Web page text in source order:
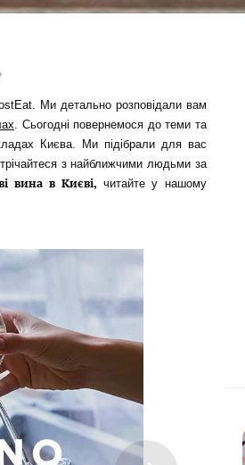
Ми детально розповідали вам
. Сьогодні повернемося до теми та
Києва. Ми підібрали для вас
з найближчими людьми за
вина в Києві,читайте у нашому